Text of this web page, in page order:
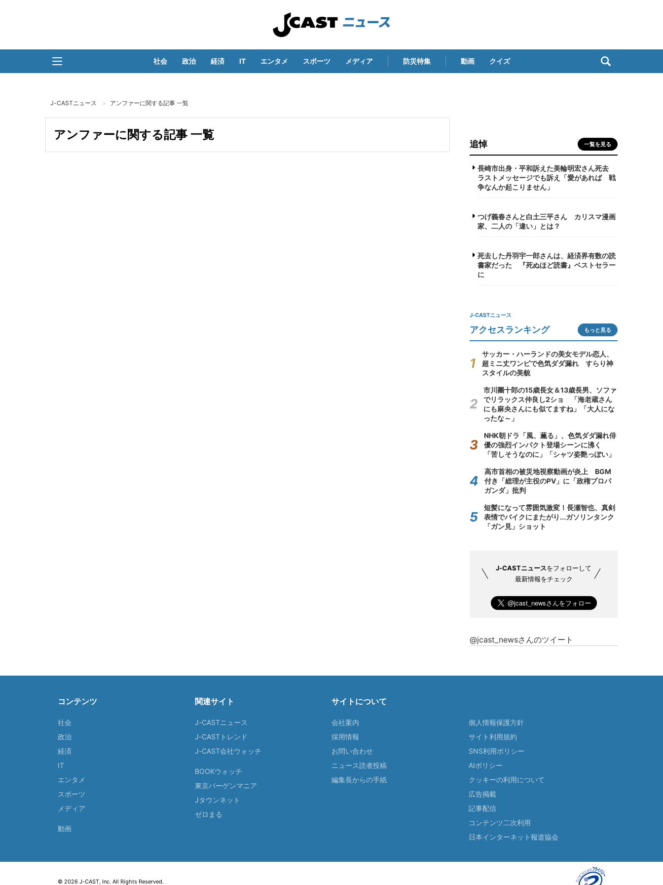
社会 政治 経済 IT エンタメ スポーツ メディア 防災特集 動画 クイズ
J-CASTニュース アンファーに関する記事 一覧
アンファーに関する記事 一覧
追悼 一覧を見る
長崎市出身・平和訴えた美輪明宏さん死去
ラストメッセージでも訴え「愛があれば 戦
争なんか起こりません」
つげ義春さんと白土三平さん カリスマ漫画
家、二人の「違い」とは？
死去した丹羽宇一郎さんは、経済界有数の読
書家だった 『死ぬほど読書』ベストセラー
に
J-CASTニュース
アクセスランキング もっと見る
サッカー・ハーランドの美女モデル恋人、
超ミニ丈ワンピで色気ダダ漏れ すらり神
スタイルの美貌
市川團十郎の15歳長女＆13歳長男、ソファ
でリラックス仲良し2ショ 「海老蔵さん
にも麻央さんにも似てますね」「大人にな
ったな～」
NHK朝ドラ「風、薫る」、色気ダダ漏れ俳
優の強烈インパクト登場シーンに沸く
「苦しそうなのに」「シャツ姿艶っぽい」
高市首相の被災地視察動画が炎上 BGM
付き「総理が主役のPV」に「政権プロパ
ガンダ」批判
短髪になって雰囲気激変！長瀬智也、真剣
表情でバイクにまたがり...ガソリンタンク
「ガン見」ショット
J-CASTニュースをフォローして
最新情報をチェック
@jcast_newsさんのツイート
コンテンツ
社会
政治
経済
IT
エンタメ
スポーツ
メディア
動画
関連サイト
J-CASTニュース
J-CASTトレンド
J-CAST会社ウォッチ
BOOKウォッチ
東京バーゲンマニア
Jタウンネット
ゼロまる
サイトについて
会社案内
採用情報
お問い合わせ
ニュース読者投稿
編集長からの手紙
個人情報保護方針
サイト利用規約
SNS利用ポリシー
AIポリシー
クッキーの利用について
広告掲載
記事配信
コンテンツ二次利用
日本インターネット報道協会
© 2026 J-CAST, Inc. All Rights Reserved.